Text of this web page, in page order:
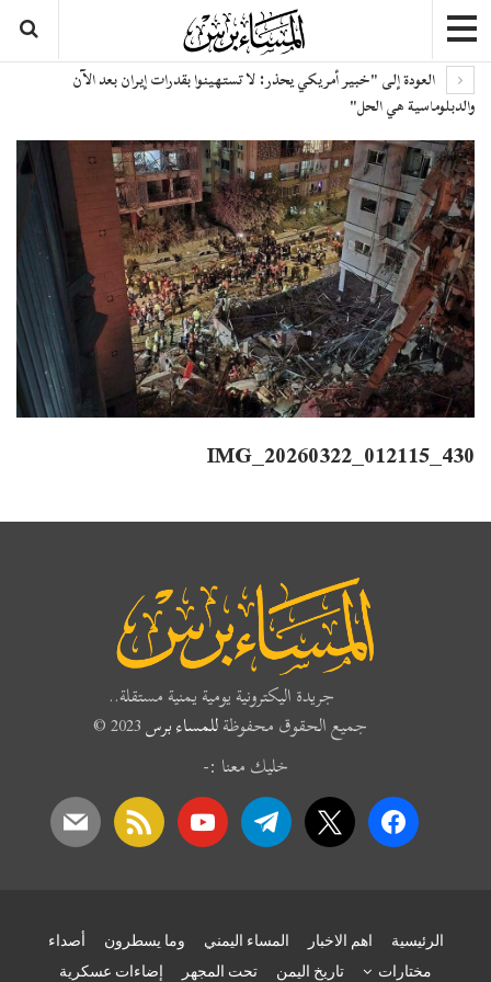
العودة إلى "خبير أمريكي يحذر: لا تستهينوا بقدرات إيران بعد الآن
والدبلوماسية هي الحل"
IMG_20260322_012115_430
جريدة اليكترونية يومية يمنية مستقلة..
جميع الحقوق محفوظةللمساء برس
خليك معنا :-
facebook
x
telegram
youtube
rss
mail
الرئيسية اهم الاخبار المساء اليمني وما يسطرون
أصداء
مختارات
تاريخ اليمن تحت المجهر إضاءات عسكرية